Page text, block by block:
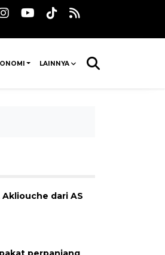
LAINNYA
Akliouche dari AS